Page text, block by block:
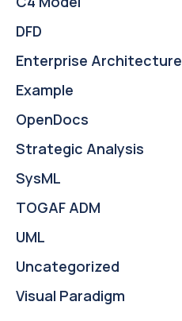
DFD
Enterprise Architecture
Example
OpenDocs
Strategic Analysis
SysML
TOGAF ADM
UML
Uncategorized
Visual Paradigm